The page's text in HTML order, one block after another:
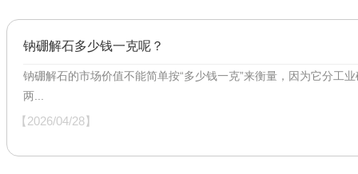
钠硼解石多少钱一克呢？
钠硼解石的市场价值不能简单按“多少钱一克”来衡量，因为它分工
两...
【2026/04/28】